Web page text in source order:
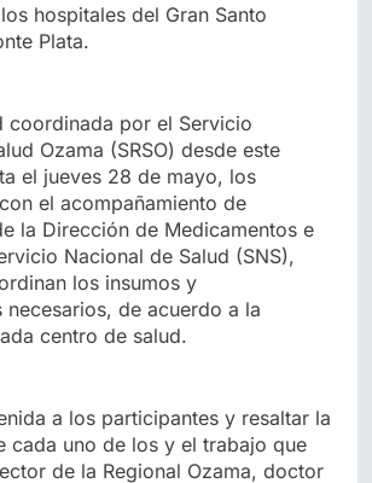
hospitales del Gran Santo
Plata.
coordinada por el Servicio
Ozama (SRSO) desde este
el jueves 28 de mayo, los
el acompañamiento de
la Dirección de Medicamentos e
Nacional de Salud (SNS),
los insumos y
necesarios, de acuerdo a la
centro de salud.
a los participantes y resaltar la
cada uno de los y el trabajo que
de la Regional Ozama, doctor